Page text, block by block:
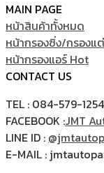
MAIN PAGE
หน้าสินค้าทั้งหมด
หน้ากรองซิ่ง/กรองแ
หน้ากรองแอร์
CONTACT US
TEL : 084-579-1254
FACEBOOK :JMT
LINE ID :
E-MAIL :